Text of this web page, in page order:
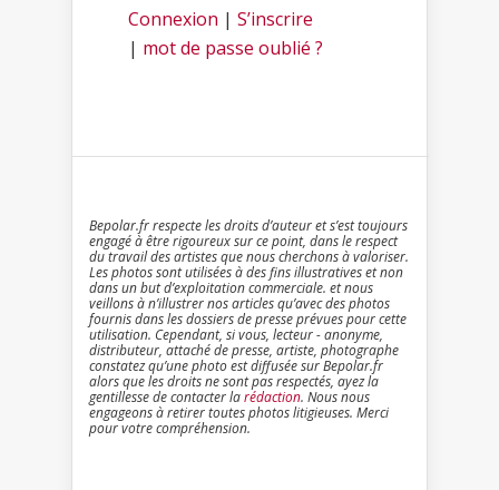
Connexion | S’inscrire
| mot de passe oublié ?
Bepolar.fr respecte les droits d’auteur et s’est toujours
engagé à être rigoureux sur ce point, dans le respect
du travail des artistes que nous cherchons à valoriser.
Les photos sont utilisées à des fins illustratives et non
dans un but d’exploitation commerciale. et nous
veillons à n’illustrer nos articles qu’avec des photos
fournis dans les dossiers de presse prévues pour cette
utilisation. Cependant, si vous, lecteur - anonyme,
distributeur, attaché de presse, artiste, photographe
constatez qu’une photo est diffusée sur Bepolar.fr
alors que les droits ne sont pas respectés, ayez la
gentillesse de contacter larédaction. Nous nous
engageons à retirer toutes photos litigieuses. Merci
pour votre compréhension.